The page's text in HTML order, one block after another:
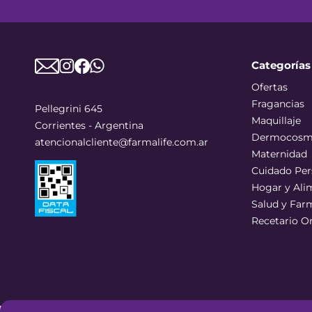
Pellegrini 645
Corrientes - Argentina
atencionalcliente@farmalife.com.ar
Categorías
Ofertas
Fragancias
Maquillaje
Maternidad
Cuidado
Hogar y
Salud y
Recetario